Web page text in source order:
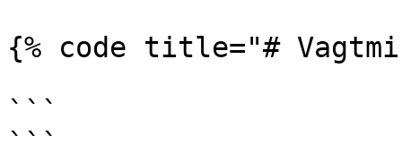
{% code title="#
```
```